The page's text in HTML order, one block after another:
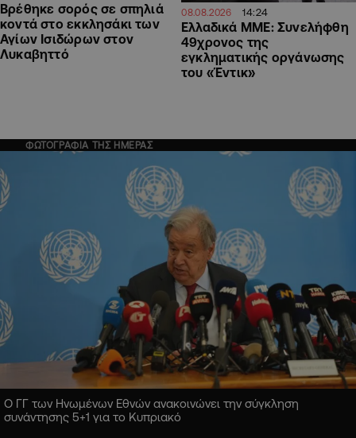
Βρέθηκε σορός σε σπηλιά
κοντά στο εκκλησάκι των
Αγίων Ισιδώρων στον
Λυκαβηττό
08.08.2026 14:24
Ελλαδικά ΜΜΕ: Συνελήφθη
49χρονος της
εγκληματικής οργάνωσης
του «Έντικ»
ΦΩΤΟΓΡΑΦΙΑ ΤΗΣ ΗΜΕΡΑΣ
Ο ΓΓ των Ηνωμένων Εθνών ανακοινώνει την σύγκληση
συνάντησης 5+1 για το Κυπριακό